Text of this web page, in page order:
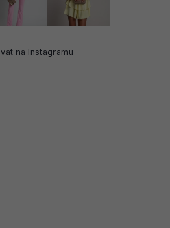
na Instagramu